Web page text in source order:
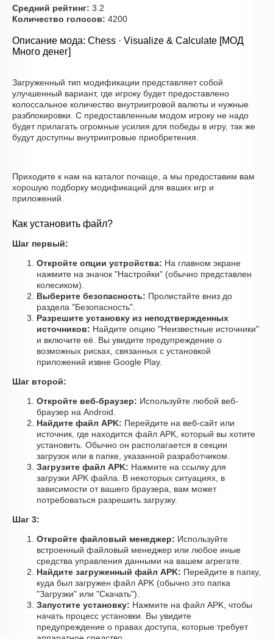
Средний рейтинг: 3.2
Количество голосов: 4200
Описание мода: Chess · Visualize & Calculate [МОД
Много денег]
Загруженный тип модификации представляет собой
улучшенный вариант, где игроку будет предоставлено
колоссальное количество внутриигровой валюты и нужные
разблокировки. С предоставленным модом игроку не надо
будет прилагать огромные усилия для победы в игру, так же
будут доступны внутриигровые приобретения.
Приходите к нам на каталог почаще, а мы предоставим вам
хорошую подборку модификаций для ваших игр и
приложений.
Как установить файл?
Шаг первый:
Откройте опции устройства: На главном экране
нажмите на значок "Настройки" (обычно представлен
колесиком).
Выберите безопасность: Пролистайте вниз до
раздела "Безопасность".
Разрешите установку из неподтвержденных
источников: Найдите опцию "Неизвестные источники"
и включите её. Вы увидите предупреждение о
возможных рисках, связанных с установкой
приложений извне Google Play.
Шаг второй:
Откройте веб-браузер: Используйте любой веб-
браузер на Android.
Найдите файл APK: Перейдите на веб-сайт или
источник, где находится файл APK, который вы хотите
установить. Обычно он располагается в секции
загрузок или в папке, указанной разработчиком.
Загрузите файл APK: Нажмите на ссылку для
загрузки APK файла. В некоторых ситуациях, в
зависимости от вашего браузера, вам может
потребоваться разрешить загрузку.
Шаг 3:
Откройте файловый менеджер: Используйте
встроенный файловый менеджер или любое иные
средства управления данными на вашем агрегате.
Найдите загруженный файл APK: Перейдите в папку,
куда был загружен файл APK (обычно это папка
"Загрузки" или "Скачать").
Запустите установку: Нажмите на файл APK, чтобы
начать процесс установки. Вы увидите
предупреждение о правах доступа, которые требует